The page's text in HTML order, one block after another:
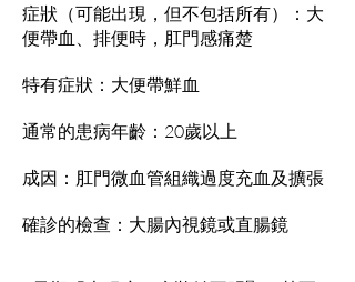
症狀 （可能出現，但不包括所有）：大
便帶血、排便時，肛門感痛楚
特有症狀：大便帶鮮血
通常的患病年齡：20歲以上
成因：肛門微血管組織過度充血及擴張
確診的檢查：大腸內視鏡或直腸鏡